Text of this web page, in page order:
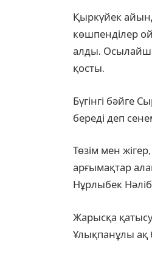
Қыркүйек
көшпенділер
алды.
қосты.
Бүгінгі бәйге
береді деп
Төзім мен
арғымақтар
Нұрлыбек
Жарысқа
Ұлықпанұлы ақ